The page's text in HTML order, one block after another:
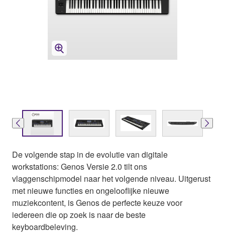
De volgende stap in de evolutie van digitale
workstations: Genos Versie 2.0 tilt ons
vlaggenschipmodel naar het volgende niveau. Uitgerust
met nieuwe functies en ongelooflijke nieuwe
muziekcontent, is Genos de perfecte keuze voor
iedereen die op zoek is naar de beste
keyboardbeleving.